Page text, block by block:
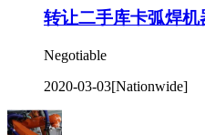
转让二手库卡弧焊
Negotiable
2020-03-03[Nationwide]